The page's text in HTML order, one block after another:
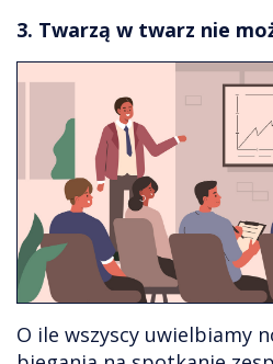
3. Twarzą w twarz nie
O ile wszyscy uwielbiamy